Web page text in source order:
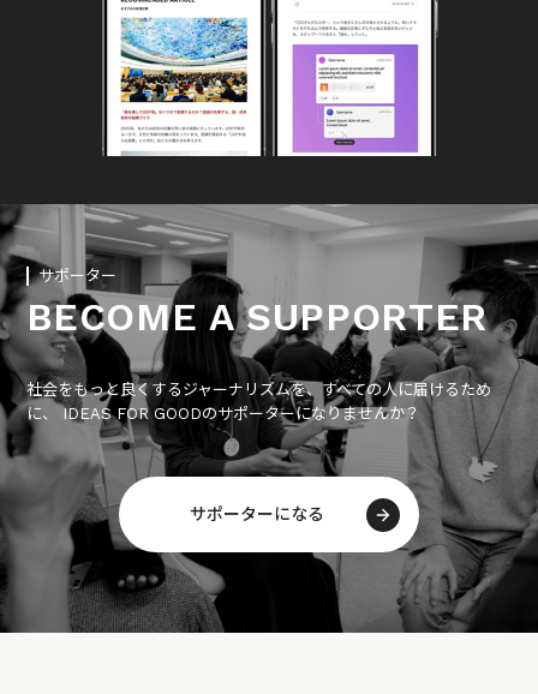
サポーター
BECOME A SUPPORTER
社会をもっと良くするジャーナリズムを、すべての人に届けるため
に、 IDEAS FOR GOODのサポーターになりませんか？
サポーターになる